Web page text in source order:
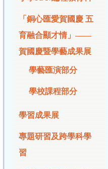
「銅心匯愛賀國慶 五
育融合顯才情」——
賀國慶暨學藝成果展
學藝匯演部分
學校課程部分
學習成果展
專題研習及跨學科學
習